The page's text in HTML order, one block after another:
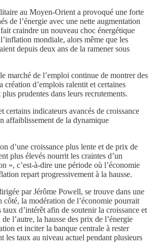
au Moyen-Orient a provoqué une forte
de l’énergie avec une nette augmentation
craindre un nouveau choc énergétique
mondiale, alors même que les
depuis deux ans de la ramener sous
marché de l’emploi continue de montrer des
création d’emplois ralentit et certaines
prudentes dans leurs recrutements.
certains indicateurs avancés de croissance
affaiblissement de la dynamique
d’une croissance plus lente et de prix de
plus élevés nourrit les craintes d’un
», c’est-à-dire une période où l’économie
repart progressivement à la hausse.
par Jérôme Powell, se trouve dans une
côté, la modération de l’économie pourrait
d’intérêt afin de soutenir la croissance et
l’autre, la hausse des prix de l’énergie
et inciter la banque centrale à rester
les taux au niveau actuel pendant plusieurs